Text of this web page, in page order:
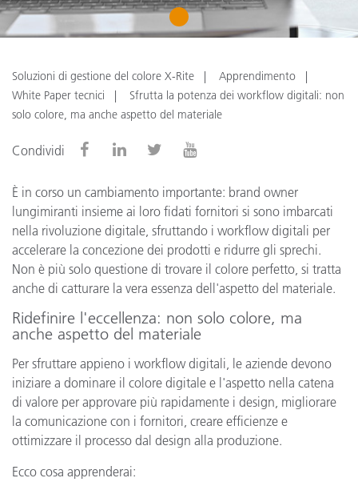
1
Soluzioni di gestione del colore X-Rite
Apprendimento
White Paper tecnici
Sfrutta la potenza dei workflow digitali: non
solo colore, ma anche aspetto del materiale
Condividi
È in corso un cambiamento importante: brand owner
lungimiranti insieme ai loro fidati fornitori si sono imbarcati
nella rivoluzione digitale, sfruttando i workflow digitali per
accelerare la concezione dei prodotti e ridurre gli sprechi.
Non è più solo questione di trovare il colore perfetto, si tratta
anche di catturare la vera essenza dell'aspetto del materiale.
Ridefinire l'eccellenza: non solo colore, ma
anche aspetto del materiale
Per sfruttare appieno i workflow digitali, le aziende devono
iniziare a dominare il colore digitale e l'aspetto nella catena
di valore per approvare più rapidamente i design, migliorare
la comunicazione con i fornitori, creare efficienze e
ottimizzare il processo dal design alla produzione.
Ecco cosa apprenderai: